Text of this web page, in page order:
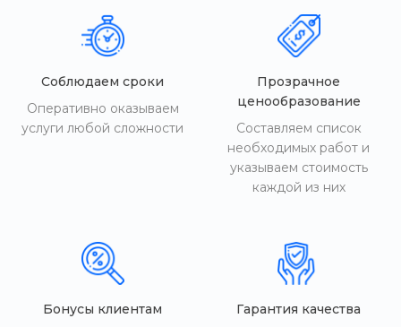
Соблюдаем сроки
Оперативно оказываем
услуги любой сложности
Прозрачное
ценообразование
Составляем список
необходимых работ и
указываем стоимость
каждой из них
Бонусы клиентам
Гарантия качества